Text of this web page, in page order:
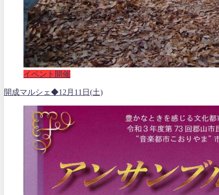
イベント開催
開成マルシェ◆12月11日(土)